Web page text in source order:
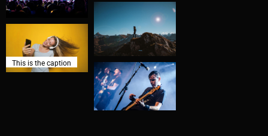
This is the caption